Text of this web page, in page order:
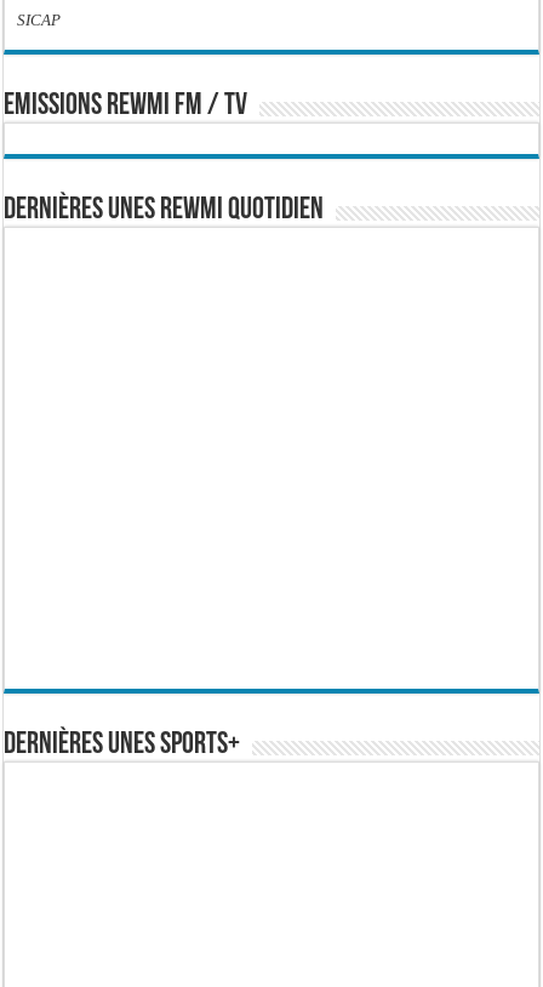
SICAP
EMISSIONS REWMI FM / TV
Dernières Unes Rewmi Quotidien
Dernières Unes Sports+